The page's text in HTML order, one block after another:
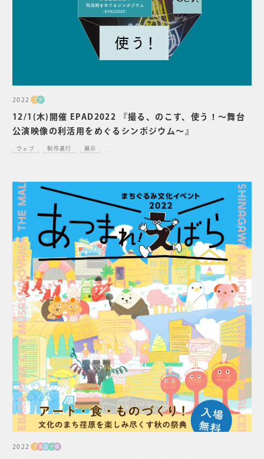
12/1(木)開催 EPAD2022 『撮る、のこす、使う！〜舞台
公演映像の利活用をめぐるシンポジウム〜』
2022 プ デ
ウェブ 制作進行 展示
2022 プ美設 デ 舞